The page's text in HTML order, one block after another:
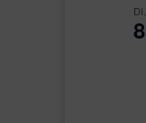
DI.
8